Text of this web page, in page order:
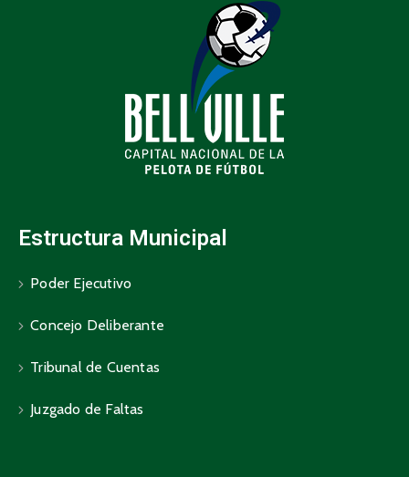
Estructura Municipal
Poder Ejecutivo
Concejo Deliberante
Tribunal de Cuentas
Juzgado de Faltas